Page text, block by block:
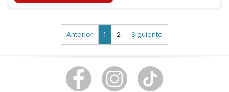
Anterior 1 2 Siguiente